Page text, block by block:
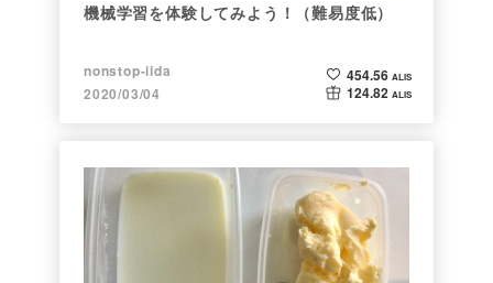
機械学習を体験してみよう！（難易度低）
nonstop-iida
2020/03/04
454.56 ALIS
124.82 ALIS